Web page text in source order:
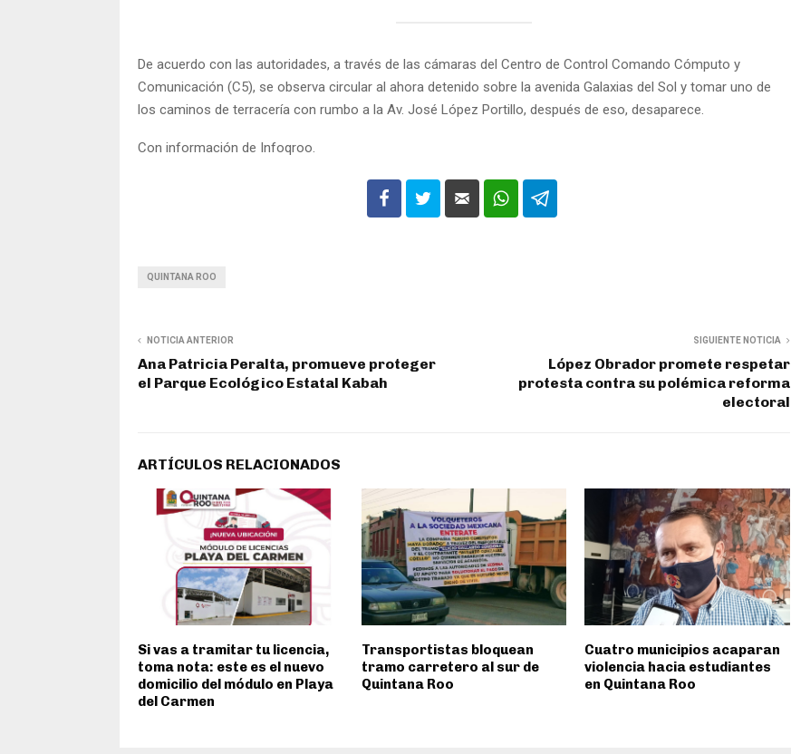
De acuerdo con las autoridades, a través de las cámaras del Centro de Control Comando Cómputo y
Comunicación (C5), se observa circular al ahora detenido sobre la avenida Galaxias del Sol y tomar uno de
los caminos de terracería con rumbo a la Av. José López Portillo, después de eso, desaparece.
Con información de Infoqroo.
QUINTANA ROO
NOTICIA ANTERIOR
Ana Patricia Peralta, promueve proteger
el Parque Ecológico Estatal Kabah
SIGUIENTE NOTICIA
López Obrador promete respetar
protesta contra su polémica reforma
electoral
ARTÍCULOS RELACIONADOS
Si vas a tramitar tu licencia,
toma nota: este es el nuevo
domicilio del módulo en Playa
del Carmen
Transportistas bloquean
tramo carretero al sur de
Quintana Roo
Cuatro municipios acaparan
violencia hacia estudiantes
en Quintana Roo